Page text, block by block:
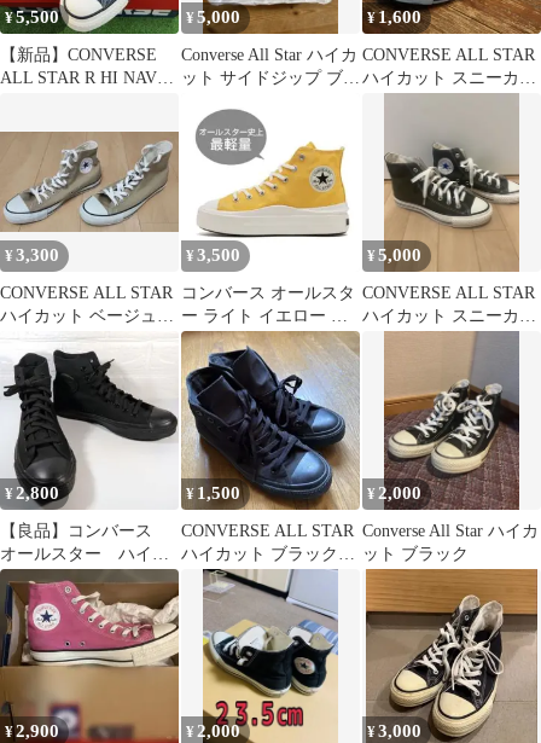
¥5,500
【新品】CONVERSE
ALL STAR R HI NAVY
¥5,000
Converse All Star ハイカ
ット サイドジップ ブラ
¥ 1,600
CONVERSE ALL STAR
ハイカット スニーカー
¥3,300
CONVERSE ALL STAR
ハイカット ベージュ
系 薄茶系 27.5
¥ 3,500
コンバース オールスタ
ー ライト イエロー 厚
底
¥5,000
CONVERSE ALL STAR
ハイカット スニーカー
¥2,800
【良品】コンバース
オールスター ハイカ
ット オールブラッ
ク 27cm
¥ 1,500
CONVERSE ALL STAR
ハイカット ブラック
25cm
¥ 2,000
Converse All Star ハイカ
ット ブラック
¥2,900 ¥ 2,000 ¥3,000